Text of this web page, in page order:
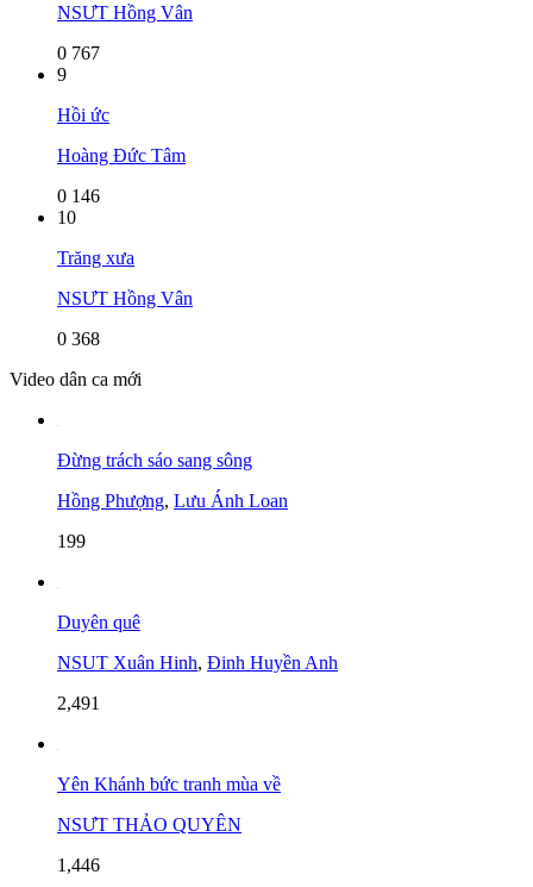
NSƯT Hồng Vân
0 767
9
Hồi ức
Hoàng Đức Tâm
0 146
10
Trăng xưa
NSƯT Hồng Vân
0 368
Video dân ca mới
Đừng trách sáo sang sông
Hồng Phượng, Lưu Ánh Loan
199
Duyên quê
NSUT Xuân Hinh, Đinh Huyền Anh
2,491
Yên Khánh bức tranh mùa về
NSƯT THẢO QUYÊN
1,446